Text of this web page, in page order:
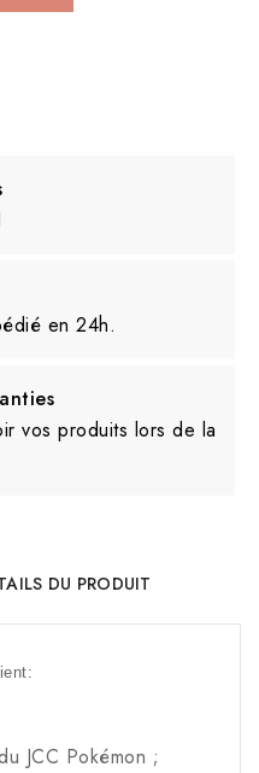
en 24h.
vos produits lors de la
DU PRODUIT
JCC Pokémon ;